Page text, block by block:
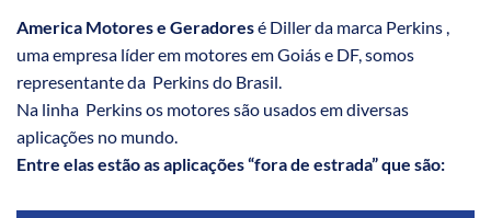
America Motores e Geradoresé Diller da marca Perkins ,
uma empresa líder em motores em Goiás e DF, somos
representante da Perkins do Brasil.
Na linha Perkins os motores são usados em diversas
aplicações no mundo.
Entre elas estão as aplicações “fora de estrada” que são: